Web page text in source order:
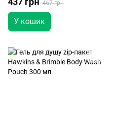
мл
467 грн
У кошик